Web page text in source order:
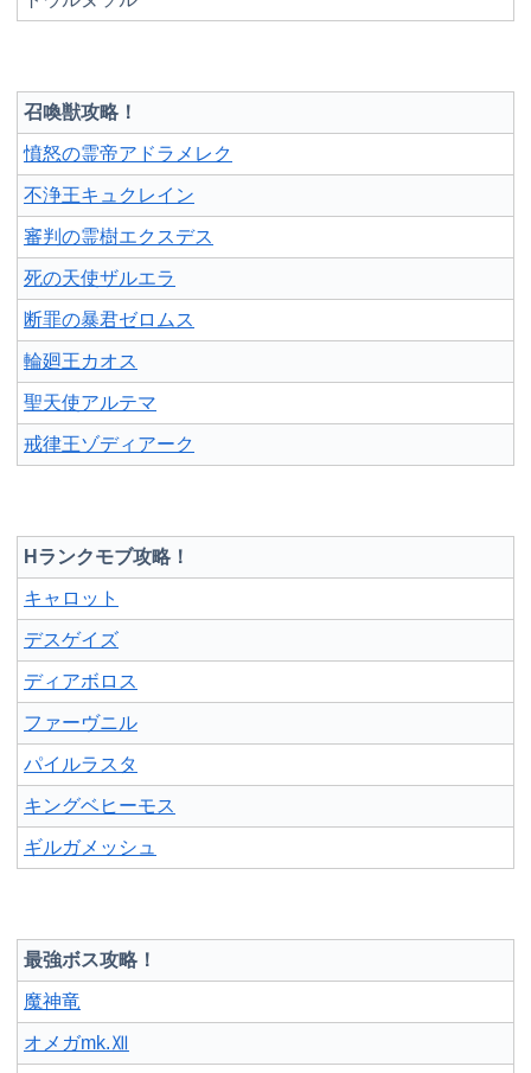
召喚獣攻略！
憤怒の霊帝アドラメレク
不浄王キュクレイン
審判の霊樹エクスデス
死の天使ザルエラ
断罪の暴君ゼロムス
輪廻王カオス
聖天使アルテマ
戒律王ゾディアーク
Hランクモブ攻略！
キャロット
デスゲイズ
ディアボロス
ファーヴニル
パイルラスタ
キングベヒーモス
ギルガメッシュ
最強ボス攻略！
魔神竜
オメガmk.Ⅻ